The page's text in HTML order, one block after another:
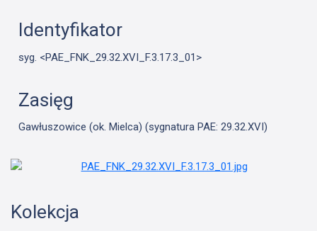
Identyfikator
syg. <PAE_FNK_29.32.XVI_F.3.17.3_01>
Zasięg
Gawłuszowice (ok. Mielca) (sygnatura PAE: 29.32.XVI)
Kolekcja